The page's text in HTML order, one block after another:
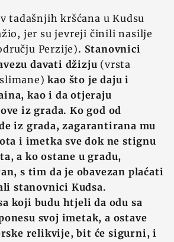
tadašnjih kršćana u Kudsu
jer su jevreji činili nasilje
Perzije). Stanovnici
davati džizju (vrsta
kao što je daju i
kao i da otjeraju
iz grada. Ko god od
iz grada, zagarantirana mu
i imetka sve dok ne stignu
a ko ostane u gradu,
s tim da je obavezan plaćati
stanovnici Kudsa.
koji budu htjeli da odu sa
svoj imetak, a ostave
relikvije, bit će sigurni, i